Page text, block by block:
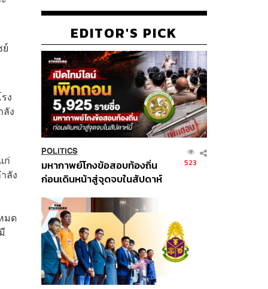
ง
ง
ก่
ลัง
มด
EDITOR'S PICK
POLITICS
มหากาพย์โกงข้อสอบท้องถิ่น
ก่อนเดินหน้าสู่จุดจบในสัปดาห์
523